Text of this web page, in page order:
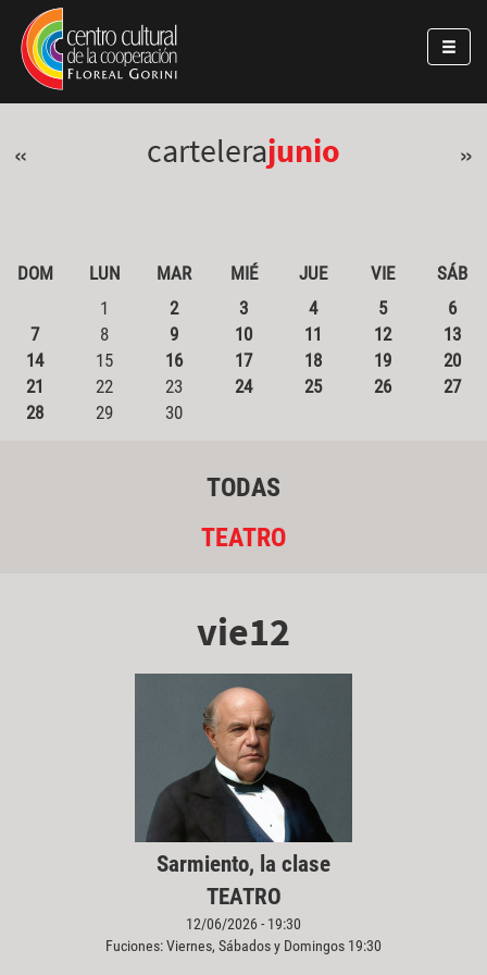
Pasar al contenido principal
Jump to main content
« cartelerajunio »
DOM LUN MAR MIÉ JUE VIE
SÁB
1
2 3 4 5
6
7
8 9 10 11 12
13
14
15 16 17 18 19
20
21
22 23 24 25 26
27
28
29 30
TODAS
TEATRO
vie12
Sarmiento, la clase
TEATRO
12/06/2026 - 19:30
Fuciones: Viernes, Sábados y Domingos 19:30